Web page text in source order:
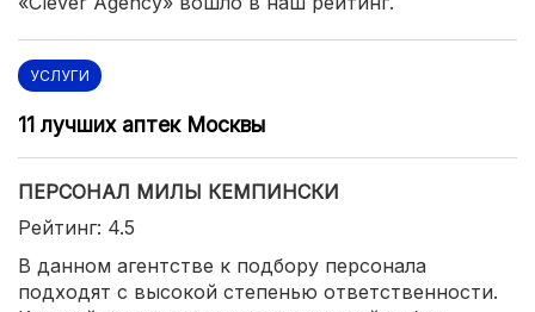
УСЛУГИ
11 лучших аптек Москвы
ПЕРСОНАЛ МИЛЫ КЕМПИНСКИ
Рейтинг: 4.5
В данном агентстве к подбору персонала
подходят с высокой степенью ответственности.